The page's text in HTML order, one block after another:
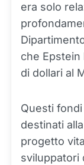
era solo
che Epstein
di dollari al
Questi
destinati alla
progetto
sviluppatori